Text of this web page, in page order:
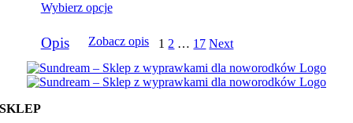
do
184,00zł
Wybierz opcje
produkt
ma
wiele
wariantów.
Opcje
można
Opis Zobacz opis 1 2 … 17 Next
SKLEP